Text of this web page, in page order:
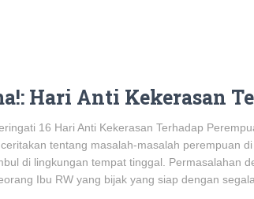
Hari Anti Kekerasan
16 Hari Anti Kekerasan Terhadap
tentang masalah-masalah perempuan
di lingkungan tempat tinggal. Permasalahan
Ibu RW yang bijak yang siap dengan